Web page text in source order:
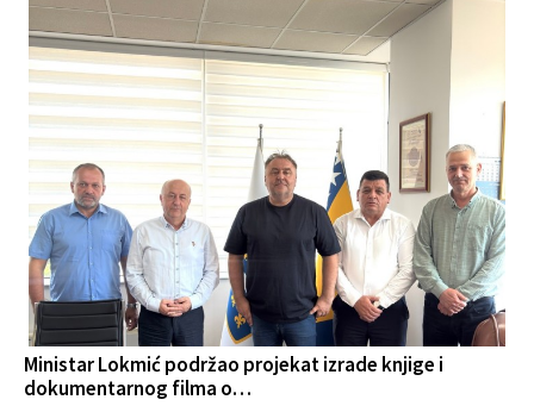
Ministar Lokmić podržao projekat izrade knjige i
dokumentarnog filma o…